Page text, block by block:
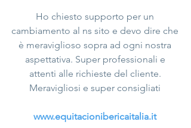
Ho chiesto supporto per un
cambiamento al ns sito e devo dire che
è meraviglioso sopra ad ogni nostra
aspettativa. Super professionali e
attenti alle richieste del cliente.
Meravigliosi e super consigliati
www.equitacionibericaitalia.it